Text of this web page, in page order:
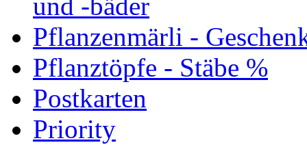
Pflanzenmärli -
Pflanztöpfe - Stäbe %
Postkarten
Priority